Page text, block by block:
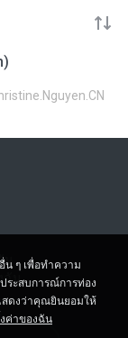
น
ฉัน
น ๆ เพื่อทำความ
ระสบการณ์การท่อง
สดงว่าคุณยินยอมให้
ค่าของฉัน